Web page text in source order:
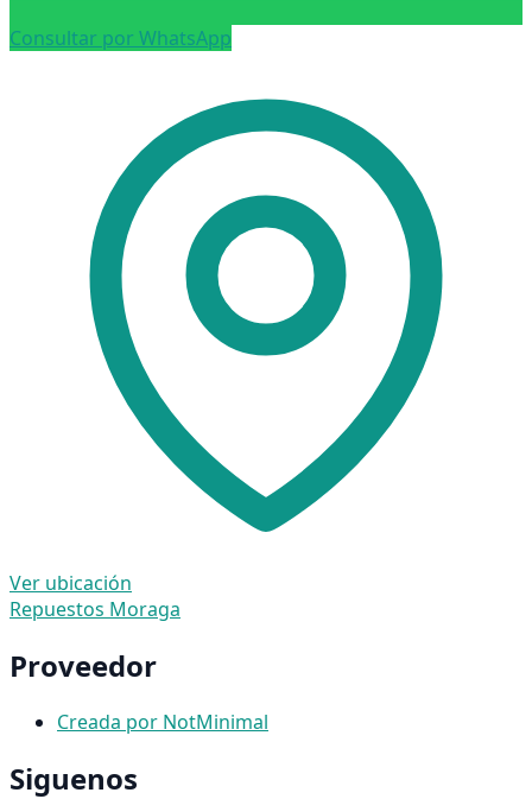
Consultar por WhatsApp
Ver ubicación
Repuestos Moraga
Proveedor
Creada por NotMinimal
Siguenos